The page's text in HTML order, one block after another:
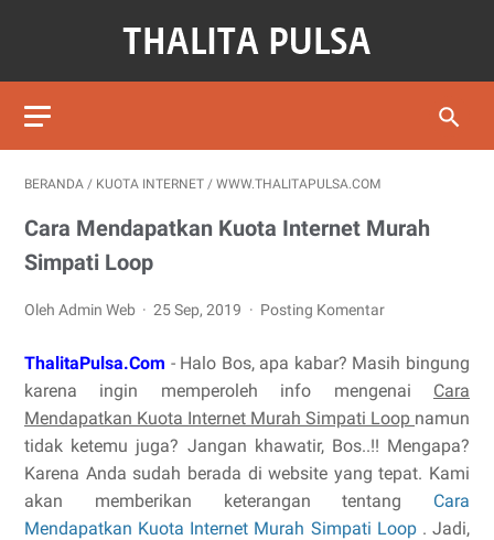
BERANDA / KUOTA INTERNET / WWW.THALITAPULSA.COM
Cara Mendapatkan Kuota Internet Murah
Simpati Loop
Oleh Admin Web 25 Sep, 2019 Posting Komentar
ThalitaPulsa.Com - Halo Bos, apa kabar? Masih bingung
karena ingin memperoleh info mengenai Cara
Mendapatkan Kuota Internet Murah Simpati Loop namun
tidak ketemu juga? Jangan khawatir, Bos..!! Mengapa?
Karena Anda sudah berada di website yang tepat. Kami
akan memberikan keterangan tentang Cara
Mendapatkan Kuota Internet Murah Simpati Loop . Jadi,